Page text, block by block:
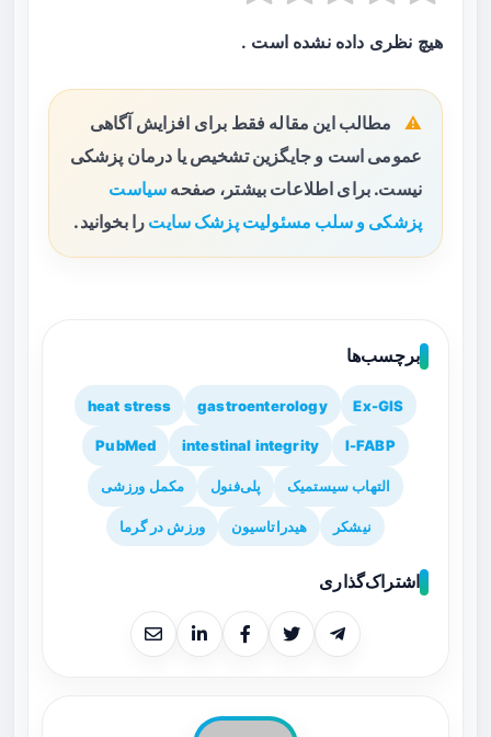
هیچ نظری داده نشده است .
مطالب این مقاله فقط برای افزایش آگاهی
عمومی است و جایگزین تشخیص یا درمان پزشکی
نیست. برای اطلاعات بیشتر، صفحه سیاست
پزشکی و سلب مسئولیت پزشک سایت را بخوانید.
برچسب‌ها
Ex-GIS
gastroenterology
heat stress
I-FABP
intestinal integrity
PubMed
التهاب سیستمیک پلی‌فنول مکمل ورزشی
نیشکر هیدراتاسیون ورزش در گرما
اشتراک‌گذاری